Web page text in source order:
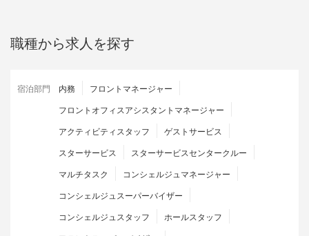
職種から求人を探す
宿泊部門 内務
フロントマネージャー
フロントオフィスアシスタントマネージャー
アクティビティスタッフ
ゲストサービス
スターサービス
スターサービスセンタークルー
マルチタスク
コンシェルジュマネージャー
コンシェルジュスーパーバイザー
コンシェルジュスタッフ
ホールスタッフ